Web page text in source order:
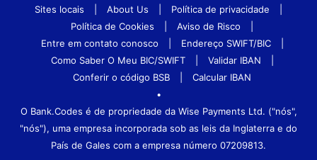
Sites locais About Us Política de privacidade
Política de Cookies
Aviso de Risco
Entre em contato conosco
Endereço SWIFT/BIC
Como Saber O Meu BIC/SWIFT
Validar IBAN
Conferir o código BSB
Calcular IBAN
•
O Bank.Codes é de propriedade da Wise Payments Ltd. ("nós",
"nós"), uma empresa incorporada sob as leis da Inglaterra e do
País de Gales com a empresa número 07209813.